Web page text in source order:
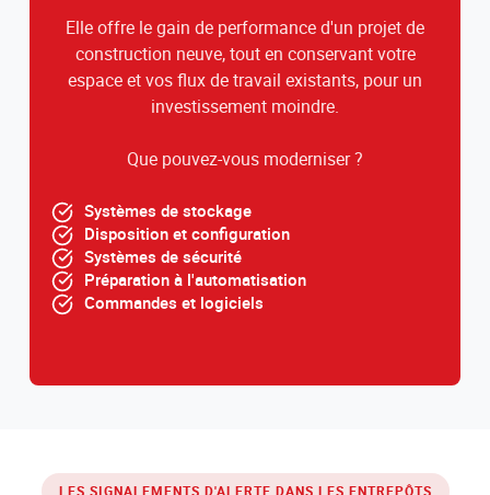
Elle offre le gain de performance d'un projet de
construction neuve, tout en conservant votre
espace et vos flux de travail existants, pour un
investissement moindre.
Que pouvez-vous moderniser ?
Systèmes de stockage
Disposition et configuration
Systèmes de sécurité
Préparation à l'automatisation
Commandes et logiciels
LES SIGNALEMENTS D'ALERTE DANS LES ENTREPÔTS